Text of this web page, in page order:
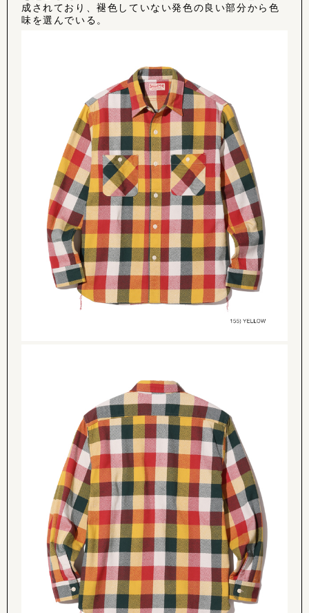
成されており、褪色していない発色の良い部分から色
味を選んでいる。